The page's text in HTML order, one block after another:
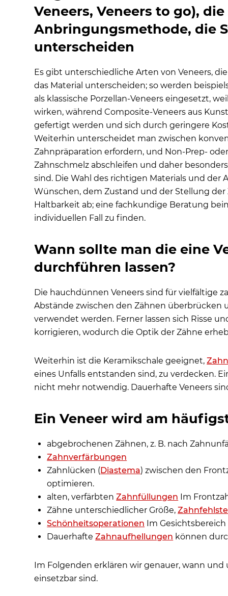
Für wen ist eine Indikation mit Veneers
Herstellung keramischer Veneers
Wie werden Veneers bzw. Non-Prep Veneers
Wie und warum werden Oberflächen der
Wie wird das Veneer auf dem Zahn befestigt?
Wie pflege ich meine Veneers aus Keramik am
Haltbarkeit von Veneers: Wie lange halten
Veneers Kosten - Wie hoch sind die Kosten für
Vorteile und Nachteile von Veneers für die Zähne
1. Ästhetische Verbesserung
2. Langlebigkeit durch hohe Qualität
3. Minimalinvasive Behandlung
Nachteile im Überblick von Veneers
1. Kosten
3. Empfindlichkeit
4. Risiko von Bruch oder Ablösung
Wie unterscheiden sich Veneers von Lumineers?
Veneers, Veneers to go),
Anbringungsmethode, die
unterscheiden
Es gibt unterschiedliche Arten von Veneers,
das Material unterscheiden; so werden
als klassische Porzellan-Veneers eingesetzt,
wirken, während Composite-Veneers aus
gefertigt werden und sich durch geringere
Weiterhin unterscheidet man zwischen
Zahnpräparation erfordern, und Non-Prep-
Zahnschmelz abschleifen und daher
sind. Die Wahl des richtigen Materials und
Wünschen, dem Zustand und der Stellung
Haltbarkeit ab; eine fachkundige Beratung
individuellen Fall zu finden.
Wann sollte man die eine
durchführen lassen?
Die hauchdünnen Veneers sind für vielfältige
Abstände zwischen den Zähnen überbrücken
verwendet werden. Ferner lassen sich Risse
korrigieren, wodurch die Optik der Zähne
Weiterhin ist die Keramikschale geeignet,
eines Unfalls entstanden sind, zu verdecken.
nicht mehr notwendig. Dauerhafte Veneers
Ein Veneer wird am
abgebrochenen Zähnen, z. B. nach
Zahnverfärbungen
Zahnlücken (Diastema) zwischen den
optimieren.
alten, verfärbtenZahnfüllungen Im
Zähne unterschiedlicher Größe,
Schönheitsoperationen Im
DauerhafteZahnaufhellungen können
Im Folgenden erklären wir genauer, wann
einsetzbar sind.